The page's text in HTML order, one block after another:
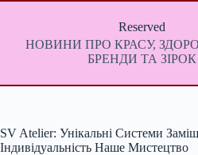
Перейти
Reserved
НОВИНИ ПРО КРАСУ,
БРЕНДИ ТА ЗІРОК
SV Atelier: Унікальні Системи
Індивідуальність Наше Мистецтво